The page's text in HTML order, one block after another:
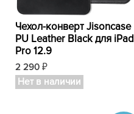
Чехол-конверт Jisoncase
PU Leather Black для iPad
Pro 12.9
2 290 ₽
Нет в наличии